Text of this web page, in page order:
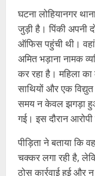
घटना लोहियानगर
जुड़ी है। पिंकी अपनी
ऑफिस पहुंची थी।
अमित भड़ाना नामक
कर रहा है। महिला
साथियों और एक
समय न केवल झगड़ा
गई। इस दौरान
पीड़िता ने बताया कि
चक्कर लगा रही है,
ठोस कार्रवाई हुई